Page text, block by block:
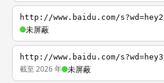
http://www.baidu.com/s?wd=hey2
未屏蔽
http://www.baidu.com/s?wd=hey3
截至 2026 年 未屏蔽